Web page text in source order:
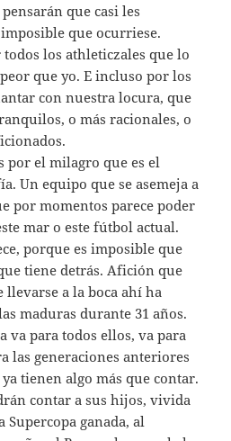
que casi les
que ocurriese.
los athleticzales que lo
que yo. E incluso por los
con nuestra locura, que
o más racionales, o
por el milagro que es el
Un equipo que se asemeja a
por momentos parece poder
mar o este fútbol actual.
porque es imposible que
tiene detrás. Afición que
a la boca ahí ha
maduras durante 31 años.
va para todos ellos, va para
las generaciones anteriores
tienen algo más que contar.
contar a sus hijos, vivida
ganada, al